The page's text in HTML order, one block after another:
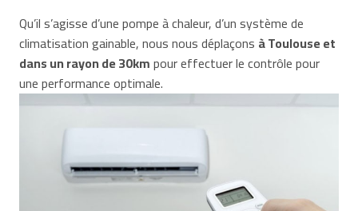
Qu’il s’agisse d’une pompe à chaleur, d’un système de
climatisation gainable, nous nous déplaçons à Toulouse et
dans un rayon de 30kmpour effectuer le contrôle pour
une performance optimale.